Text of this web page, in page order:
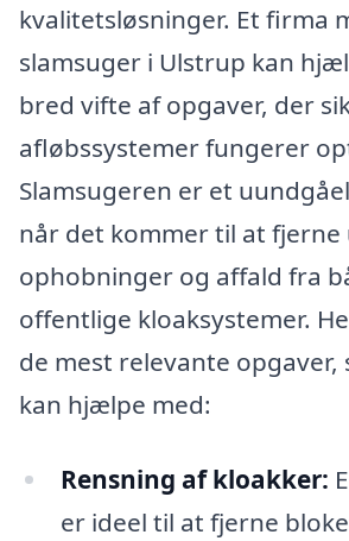
kvalitetsløsninger. Et firma
slamsuger i Ulstrup kan
bred vifte af opgaver, der
afløbssystemer fungerer
Slamsugeren er et
når det kommer til at fjerne
ophobninger og affald fra
offentlige kloaksystemer.
de mest relevante opgaver,
kan hjælpe med:
Rensning af kloakker:
er ideel til at fjerne